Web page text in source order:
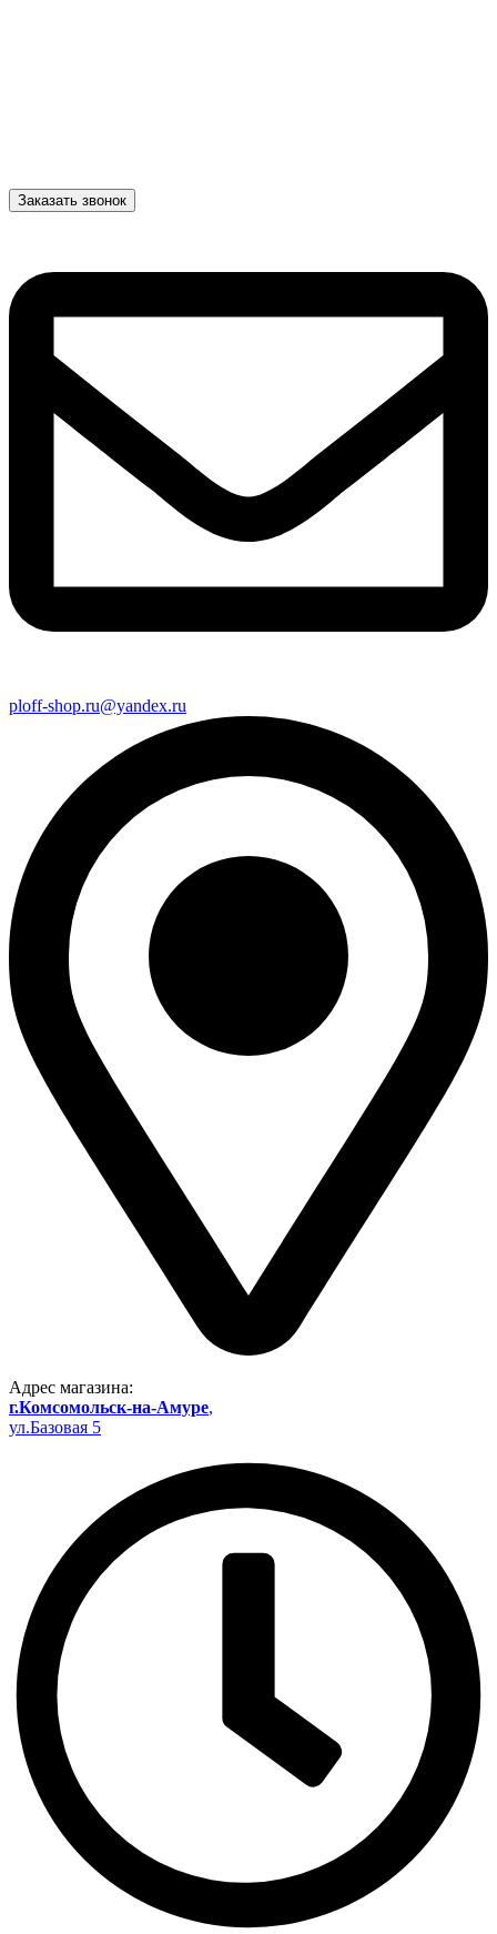
Заказать звонок
ploff-shop.ru@yandex.ru
Адрес магазина:
г.Комсомольск-на-Амуре,
ул.Базовая 5